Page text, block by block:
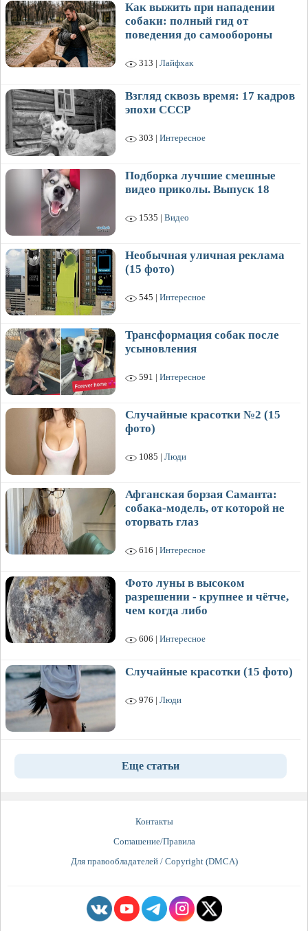
Как выжить при нападении
собаки: полный гид от
поведения до самообороны
313 | Лайфхак
Взгляд сквозь время: 17 кадров
эпохи СССР
303 | Интересное
Подборка лучшие смешные
видео приколы. Выпуск 18
1535 | Видео
Необычная уличная реклама
(15 фото)
545 | Интересное
Трансформация собак после
усыновления
591 | Интересное
Случайные красотки №2 (15
фото)
1085 | Люди
Афганская борзая Саманта:
собака-модель, от которой не
оторвать глаз
616 | Интересное
Фото луны в высоком
разрешении - крупнее и чётче,
чем когда либо
606 | Интересное
Случайные красотки (15 фото)
976 | Люди
Еще статьи
Контакты
Соглашение/Правила
Для правообладателей / Copyright (DMCA)